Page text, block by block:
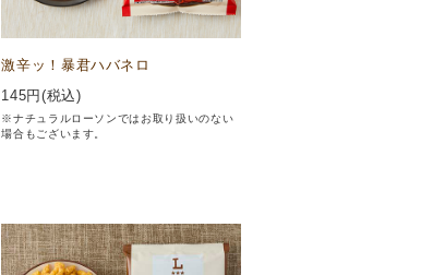
激辛ッ！暴君ハバネロ
145円(税込)
※ナチュラルローソンではお取り扱いのない
場合もございます。